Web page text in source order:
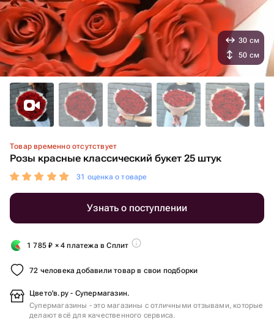
Товар временно отсутствует
Розы красные классический букет 25 штук
31 оценка о товаре
Узнать о поступлении
1 785₽ × 4 платежа в Сплит
72 человека добавили товар в свои подборки
Цвето'в.ру - Супермагазин.
Супермагазины - это магазины с отличными отзывами, которые
делают всё для качественного сервиса.
30 см
50 см